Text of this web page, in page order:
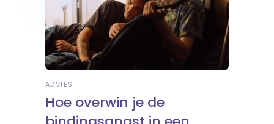
ADVIES
Hoe overwin je de